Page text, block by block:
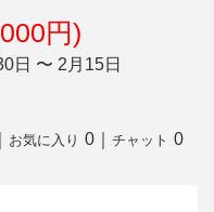
円)
日 〜 2月15日
お気に入り 0 チャット 0